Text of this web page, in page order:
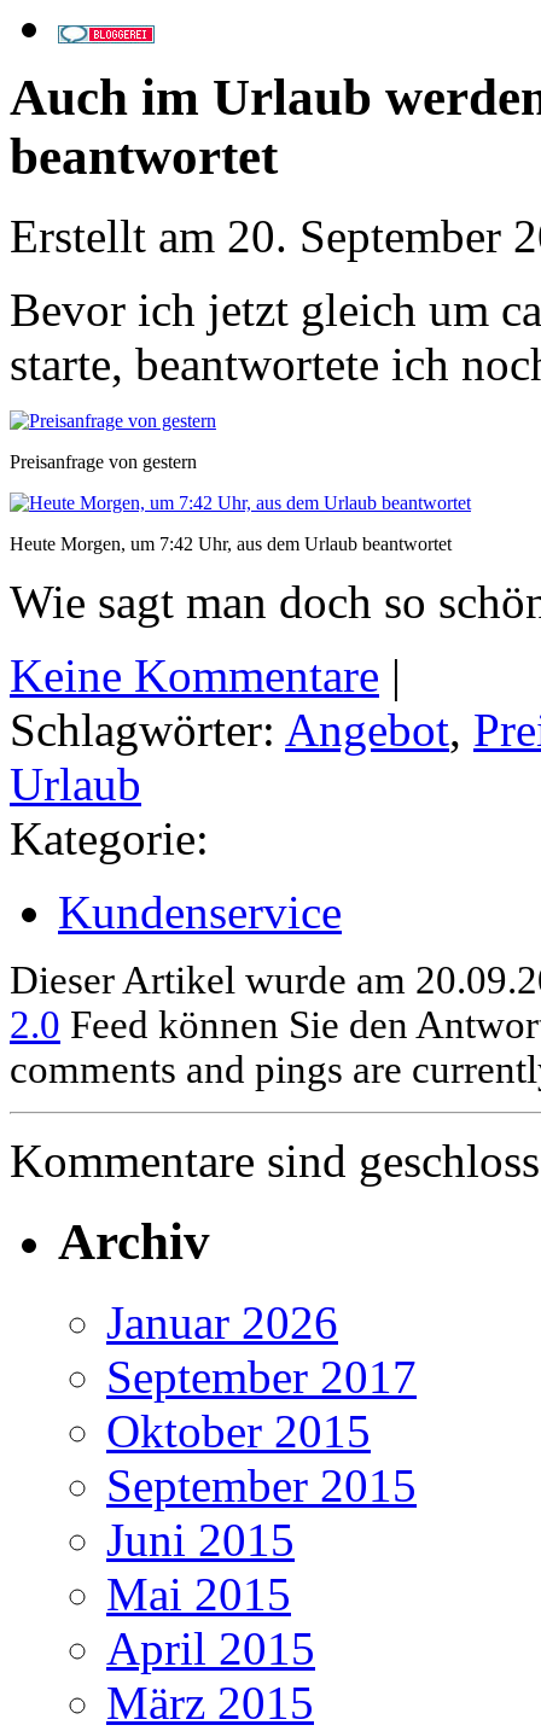
Auch im Urlaub
beantwortet
Erstellt am 20. September
Bevor ich jetzt gleich um
starte, beantwortete ich
Preisanfrage von gestern
Heute Morgen, um 7:42 Uhr, aus dem Urlaub beantwortet
Wie sagt man doch so
Keine Kommentare |
Schlagwörter: Angebot,
Urlaub
Kategorie:
Kundenservice
Dieser Artikel wurde am
2.0 Feed können Sie den
comments and pings are
Kommentare sind
Archiv
Januar 2026
September 2017
Oktober 2015
September 2015
Juni 2015
Mai 2015
April 2015
März 2015